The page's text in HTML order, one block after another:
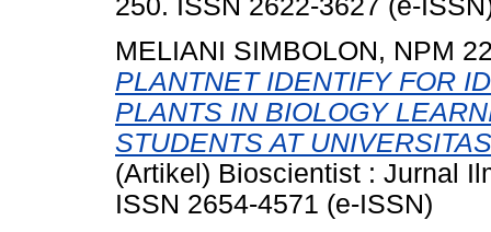
250. ISSN 2622-3627 (e-
MELIANI SIMBOLON, NPM
PLANTNET IDENTIFY FOR
PLANTS IN BIOLOGY
STUDENTS AT
(Artikel) Bioscientist : Jurnal
ISSN 2654-4571 (e-ISSN)